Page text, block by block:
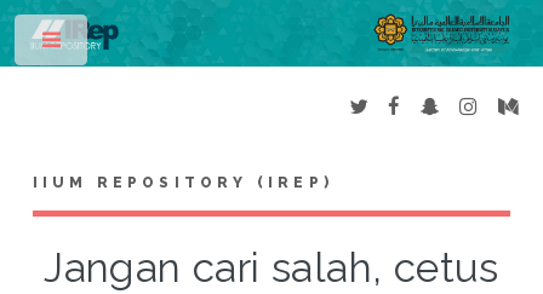
IIUM REPOSITORY (IREP)
Jangan cari salah, cetus
Toggle